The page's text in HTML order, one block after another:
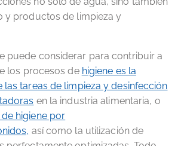
y productos de limpieza y
puede considerar para contribuir a
los procesos de higiene es la
tareas de limpieza y desinfección
en la industria alimentaria, o
higiene por
así como la utilización de